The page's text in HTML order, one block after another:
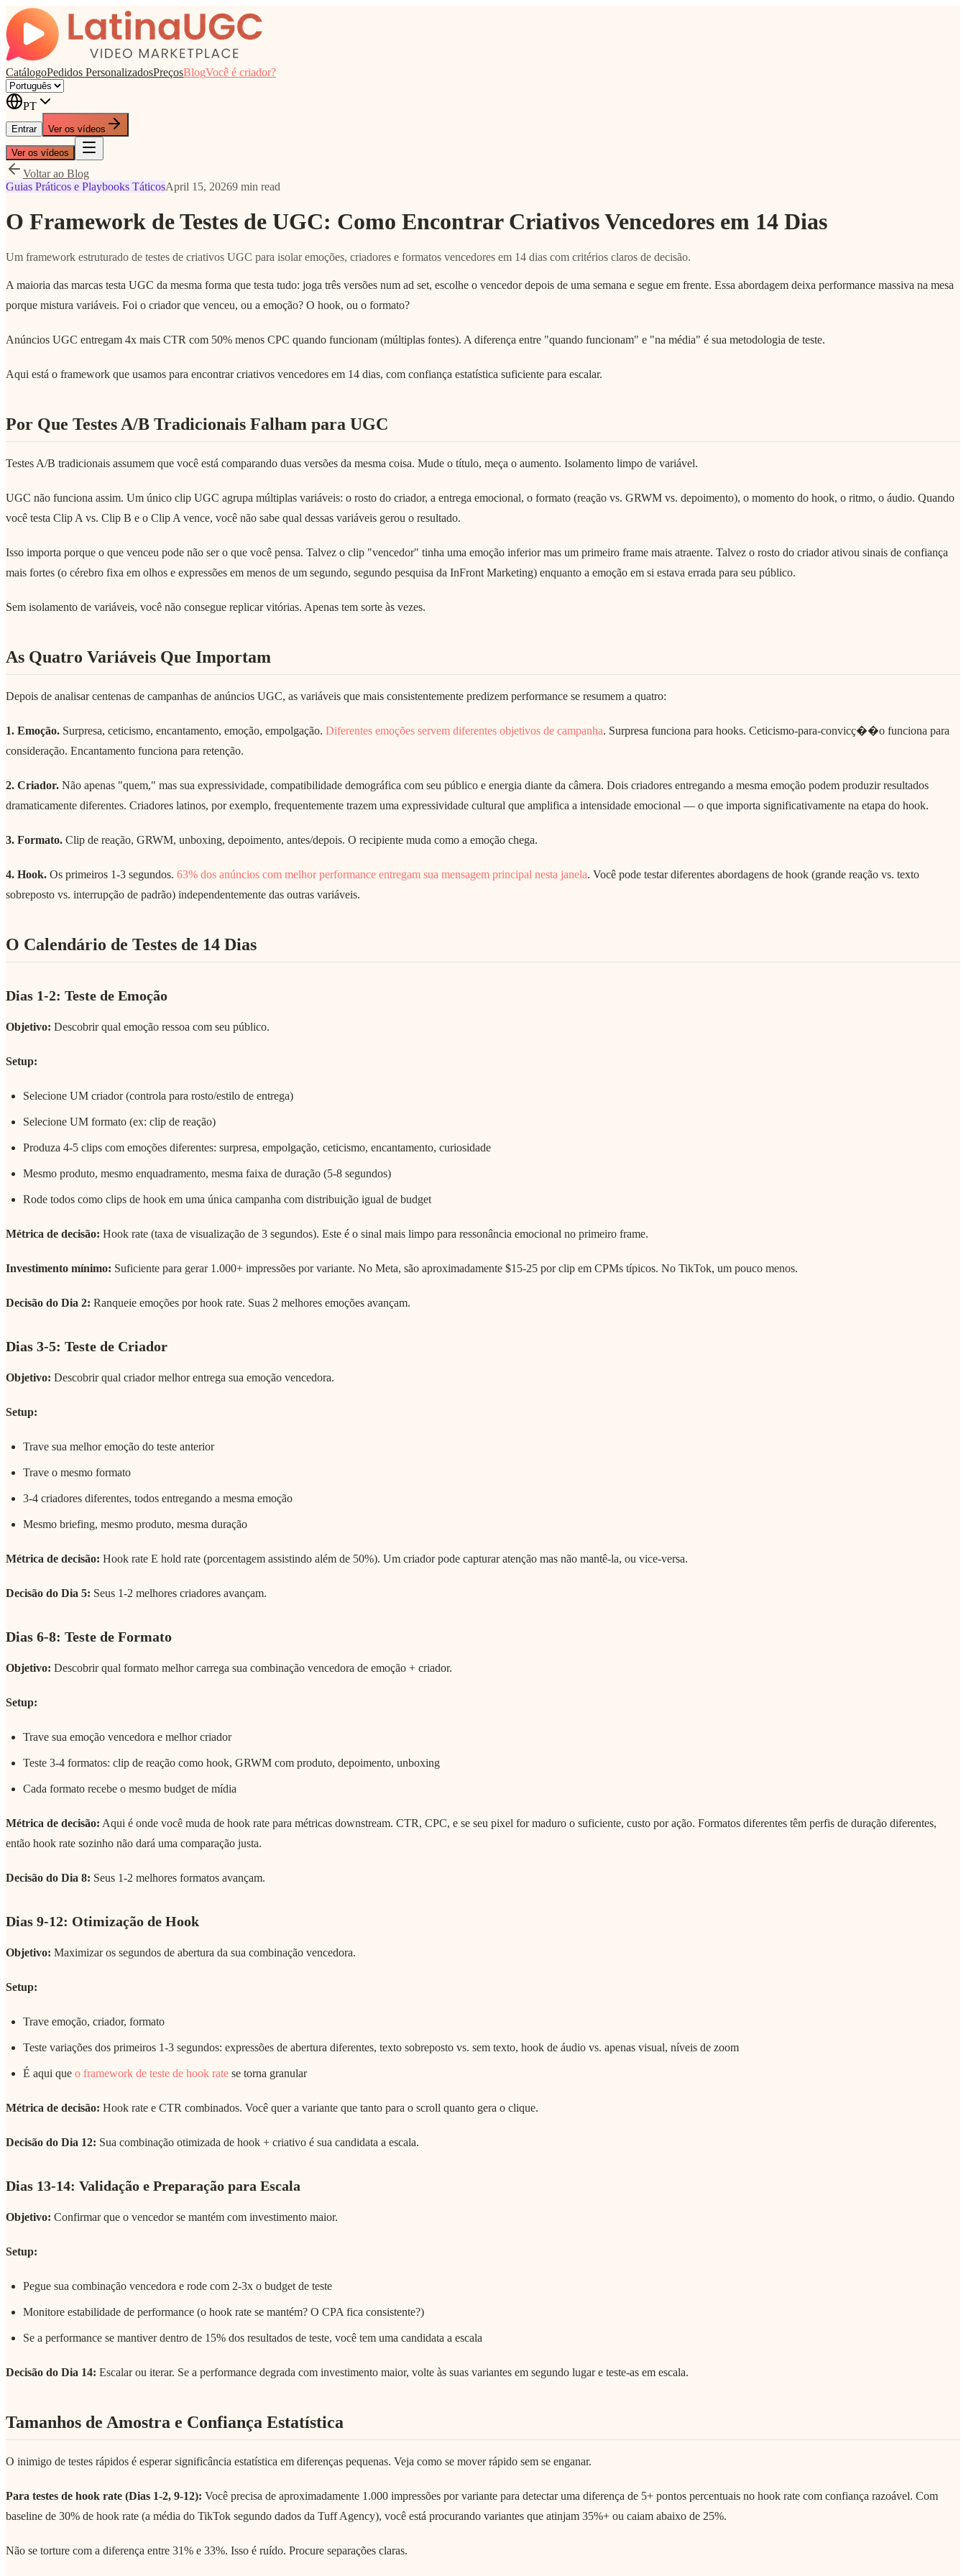
CatálogoPedidos PersonalizadosPreçosBlogVocê é criador?
PT
Entrar Ver os vídeos
Ver os vídeos
Voltar ao Blog
Guias Práticos e Playbooks TáticosApril 15, 20269 min read
O Framework de Testes de UGC: Como Encontrar Criativos Vencedores em 14 Dias
Um framework estruturado de testes de criativos UGC para isolar emoções, criadores e formatos vencedores em 14 dias com critérios claros de decisão.
A maioria das marcas testa UGC da mesma forma que testa tudo: joga três versões num ad set, escolhe o vencedor depois de uma semana e segue em frente. Essa abordagem deixa performance massiva na mesa
porque mistura variáveis. Foi o criador que venceu, ou a emoção? O hook, ou o formato?
Anúncios UGC entregam 4x mais CTR com 50% menos CPC quando funcionam (múltiplas fontes). A diferença entre "quando funcionam" e "na média" é sua metodologia de teste.
Aqui está o framework que usamos para encontrar criativos vencedores em 14 dias, com confiança estatística suficiente para escalar.
Por Que Testes A/B Tradicionais Falham para UGC
Testes A/B tradicionais assumem que você está comparando duas versões da mesma coisa. Mude o título, meça o aumento. Isolamento limpo de variável.
UGC não funciona assim. Um único clip UGC agrupa múltiplas variáveis: o rosto do criador, a entrega emocional, o formato (reação vs. GRWM vs. depoimento), o momento do hook, o ritmo, o áudio. Quando
você testa Clip A vs. Clip B e o Clip A vence, você não sabe qual dessas variáveis gerou o resultado.
Isso importa porque o que venceu pode não ser o que você pensa. Talvez o clip "vencedor" tinha uma emoção inferior mas um primeiro frame mais atraente. Talvez o rosto do criador ativou sinais de confiança
mais fortes (o cérebro fixa em olhos e expressões em menos de um segundo, segundo pesquisa da InFront Marketing) enquanto a emoção em si estava errada para seu público.
Sem isolamento de variáveis, você não consegue replicar vitórias. Apenas tem sorte às vezes.
As Quatro Variáveis Que Importam
Depois de analisar centenas de campanhas de anúncios UGC, as variáveis que mais consistentemente predizem performance se resumem a quatro:
1. Emoção. Surpresa, ceticismo, encantamento, emoção, empolgação. Diferentes emoções servem diferentes objetivos de campanha. Surpresa funciona para hooks. Ceticismo-para-convicç��o funciona para
consideração. Encantamento funciona para retenção.
2. Criador. Não apenas "quem," mas sua expressividade, compatibilidade demográfica com seu público e energia diante da câmera. Dois criadores entregando a mesma emoção podem produzir resultados
dramaticamente diferentes. Criadores latinos, por exemplo, frequentemente trazem uma expressividade cultural que amplifica a intensidade emocional — o que importa significativamente na etapa do hook.
3. Formato. Clip de reação, GRWM, unboxing, depoimento, antes/depois. O recipiente muda como a emoção chega.
4. Hook. Os primeiros 1-3 segundos. 63% dos anúncios com melhor performance entregam sua mensagem principal nesta janela. Você pode testar diferentes abordagens de hook (grande reação vs. texto
sobreposto vs. interrupção de padrão) independentemente das outras variáveis.
O Calendário de Testes de 14 Dias
Dias 1-2: Teste de Emoção
Objetivo: Descobrir qual emoção ressoa com seu público.
Setup:
Selecione UM criador (controla para rosto/estilo de entrega)
Selecione UM formato (ex: clip de reação)
Produza 4-5 clips com emoções diferentes: surpresa, empolgação, ceticismo, encantamento, curiosidade
Mesmo produto, mesmo enquadramento, mesma faixa de duração (5-8 segundos)
Rode todos como clips de hook em uma única campanha com distribuição igual de budget
Métrica de decisão: Hook rate (taxa de visualização de 3 segundos). Este é o sinal mais limpo para ressonância emocional no primeiro frame.
Investimento mínimo: Suficiente para gerar 1.000+ impressões por variante. No Meta, são aproximadamente $15-25 por clip em CPMs típicos. No TikTok, um pouco menos.
Decisão do Dia 2: Ranqueie emoções por hook rate. Suas 2 melhores emoções avançam.
Dias 3-5: Teste de Criador
Objetivo: Descobrir qual criador melhor entrega sua emoção vencedora.
Setup:
Trave sua melhor emoção do teste anterior
Trave o mesmo formato
3-4 criadores diferentes, todos entregando a mesma emoção
Mesmo briefing, mesmo produto, mesma duração
Métrica de decisão: Hook rate E hold rate (porcentagem assistindo além de 50%). Um criador pode capturar atenção mas não mantê-la, ou vice-versa.
Decisão do Dia 5: Seus 1-2 melhores criadores avançam.
Dias 6-8: Teste de Formato
Objetivo: Descobrir qual formato melhor carrega sua combinação vencedora de emoção + criador.
Setup:
Trave sua emoção vencedora e melhor criador
Teste 3-4 formatos: clip de reação como hook, GRWM com produto, depoimento, unboxing
Cada formato recebe o mesmo budget de mídia
Métrica de decisão: Aqui é onde você muda de hook rate para métricas downstream. CTR, CPC, e se seu pixel for maduro o suficiente, custo por ação. Formatos diferentes têm perfis de duração diferentes,
então hook rate sozinho não dará uma comparação justa.
Decisão do Dia 8: Seus 1-2 melhores formatos avançam.
Dias 9-12: Otimização de Hook
Objetivo: Maximizar os segundos de abertura da sua combinação vencedora.
Setup:
Trave emoção, criador, formato
Teste variações dos primeiros 1-3 segundos: expressões de abertura diferentes, texto sobreposto vs. sem texto, hook de áudio vs. apenas visual, níveis de zoom
É aqui que o framework de teste de hook rate se torna granular
Métrica de decisão: Hook rate e CTR combinados. Você quer a variante que tanto para o scroll quanto gera o clique.
Decisão do Dia 12: Sua combinação otimizada de hook + criativo é sua candidata a escala.
Dias 13-14: Validação e Preparação para Escala
Objetivo: Confirmar que o vencedor se mantém com investimento maior.
Setup:
Pegue sua combinação vencedora e rode com 2-3x o budget de teste
Monitore estabilidade de performance (o hook rate se mantém? O CPA fica consistente?)
Se a performance se mantiver dentro de 15% dos resultados de teste, você tem uma candidata a escala
Decisão do Dia 14: Escalar ou iterar. Se a performance degrada com investimento maior, volte às suas variantes em segundo lugar e teste-as em escala.
Tamanhos de Amostra e Confiança Estatística
O inimigo de testes rápidos é esperar significância estatística em diferenças pequenas. Veja como se mover rápido sem se enganar.
Para testes de hook rate (Dias 1-2, 9-12): Você precisa de aproximadamente 1.000 impressões por variante para detectar uma diferença de 5+ pontos percentuais no hook rate com confiança razoável. Com
baseline de 30% de hook rate (a média do TikTok segundo dados da Tuff Agency), você está procurando variantes que atinjam 35%+ ou caiam abaixo de 25%.
Não se torture com a diferença entre 31% e 33%. Isso é ruído. Procure separações claras.